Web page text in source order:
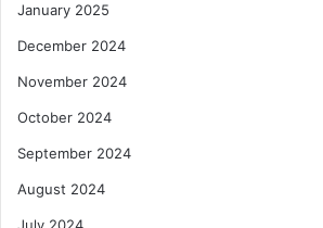
January 2025
December 2024
November 2024
October 2024
September 2024
August 2024